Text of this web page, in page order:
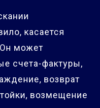
касается
может
счета-фактуры,
возврат
возмещение